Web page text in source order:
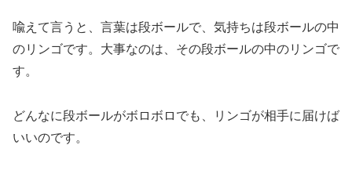
喩えて言うと、言葉は段ボールで、気持ちは段ボールの中
のリンゴです。大事なのは、その段ボールの中のリンゴで
す。
どんなに段ボールがボロボロでも、リンゴが相手に届けば
いいのです。